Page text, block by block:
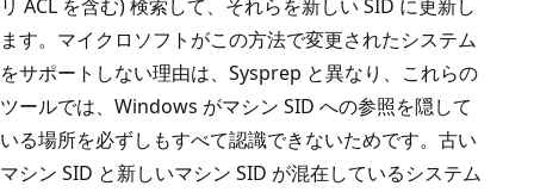
リ ACL を含む) 検索して、それらを新しい SID に更新し
ます。マイクロソフトがこの方法で変更されたシステム
をサポートしない理由は、Sysprep と異なり、これらの
ツールでは、Windows がマシン SID への参照を隠して
いる場所を必ずしもすべて認識できないためです。古い
マシン SID と新しいマシン SID が混在しているシステム